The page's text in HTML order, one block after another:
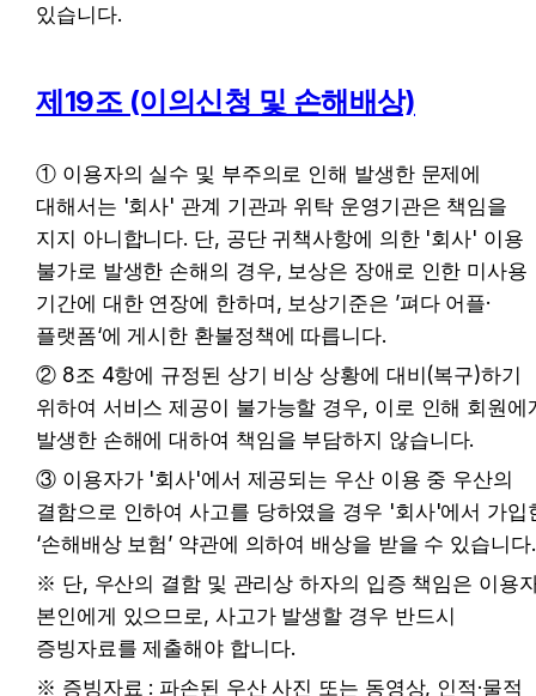
있습니다.
제19조 (이의신청 및 손해배상)
① 이용자의 실수 및 부주의로 인해 발생한 문제에
대해서는 '회사' 관계 기관과 위탁 운영기관은 책임을
지지 아니합니다. 단, 공단 귀책사항에 의한 '회사' 이용
불가로 발생한 손해의 경우, 보상은 장애로 인한 미사용
기간에 대한 연장에 한하며, 보상기준은 ’펴다 어플·
플랫폼‘에 게시한 환불정책에 따릅니다.
② 8조 4항에 규정된 상기 비상 상황에 대비(복구)하기
위하여 서비스 제공이 불가능할 경우, 이로 인해 회원에
발생한 손해에 대하여 책임을 부담하지 않습니다.
③ 이용자가 '회사'에서 제공되는 우산 이용 중 우산의
결함으로 인하여 사고를 당하였을 경우 '회사'에서 가입
‘손해배상 보험’ 약관에 의하여 배상을 받을 수 있습니다.
※ 단, 우산의 결함 및 관리상 하자의 입증 책임은 이용
본인에게 있으므로, 사고가 발생할 경우 반드시
증빙자료를 제출해야 합니다.
※ 증빙자료 : 파손된 우산 사진 또는 동영상, 인적·물적